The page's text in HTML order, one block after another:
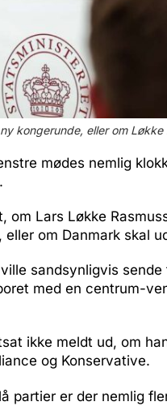
kongerunde, eller om
mødes nemlig
om Lars Løkke
eller om Danmark skal
sandsynligvis
med en centrum-
ikke meldt ud, om
og Konservative.
partier er der nemlig